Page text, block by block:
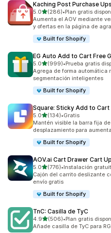
Kaching Post Purchase
5.0de 5 estrellas
(286)
286 reseñas en total
•Plan gratis
Aumenta el AOV mediante
y ofertas en la página de
Built for Shopify
EG Auto Add to Cart Free
5.0de 5 estrellas
(999)
999 reseñas en total
•Prueba gratis
Agrega de forma automática
segmentación inteligentes
Built for Shopify
Square: Sticky Add to Cart
5.0de 5 estrellas
(134)
134 reseñas en total
•Gratis
Mantén visible la barra fija
desplazamiento para
Built for Shopify
AOV.ai Cart Drawer Cart
5.0de 5 estrellas
(776)
776 reseñas en total
•Instalación
Cajón del carrito deslizante
envío gratis
Built for Shopify
TnC: Casilla de TyC
4.9de 5 estrellas
(506)
506 reseñas en total
•Plan gratis
Añade casilla de TyC para